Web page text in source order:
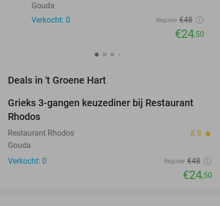
Gouda
Verkocht: 0
Regulier €48
€24,50
Deals in 't Groene Hart
49%
TODAY
Grieks 3-gangen keuzediner bij Restaurant
Rhodos
Restaurant Rhodos 8.9 star
Gouda
Verkocht: 0
Regulier €48
€24,50